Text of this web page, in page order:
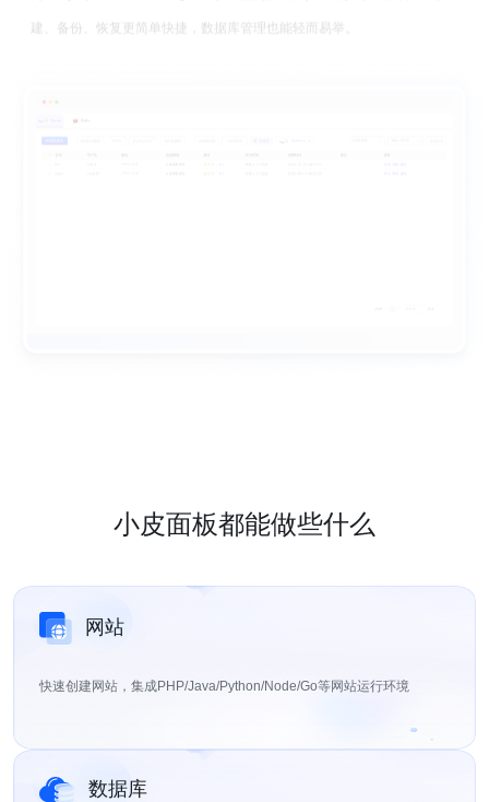
小皮面板都能做些什么
网站
快速创建网站，集成PHP/Java/Python/Node/Go等网站运行环境
数据库